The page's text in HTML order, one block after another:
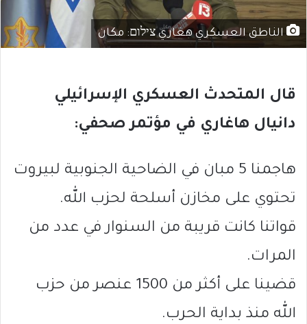
الناطق العسكري هغاري צילום: مكان
قال المتحدث العسكري الإسرائيلي
دانيال هاغاري في مؤتمر صحفي:
هاجمنا 5 مبان في الضاحية الجنوبية لبيروت
تحتوي على مخازن أسلحة لحزب الله.
قواتنا كانت قريبة من السنوار في عدد من
المرات.
قضينا على أكثر من 1500 عنصر من حزب
الله منذ بداية الحرب.